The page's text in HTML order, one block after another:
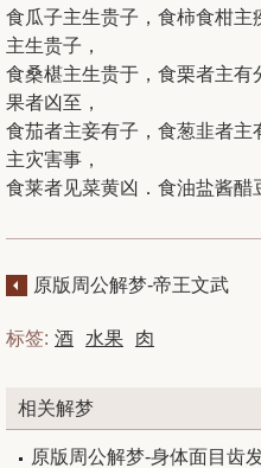
食瓜子主生贵子，食柿食柑
主生贵子，
食桑椹主生贵于，食栗者主有
果者凶至，
食茄者主妾有子，食葱韭者
主灾害事，
食莱者见菜黄凶．食油盐酱醋
原版周公解梦-帝王文武
标签: 酒 水果 肉
相关解梦
原版周公解梦-身体面目齿